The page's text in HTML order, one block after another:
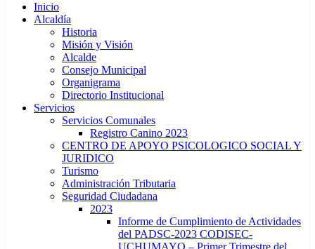
Inicio
Alcaldía
Historia
Misión y Visión
Alcalde
Consejo Municipal
Organigrama
Directorio Institucional
Servicios
Servicios Comunales
Registro Canino 2023
CENTRO DE APOYO PSICOLOGICO SOCIAL Y
JURIDICO
Turismo
Administración Tributaria
Seguridad Ciudadana
2023
Informe de Cumplimiento de Actividades
del PADSC-2023 CODISEC-
UCHUMAYO – Primer Trimestre del